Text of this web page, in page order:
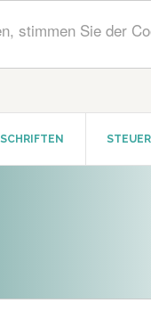
stimmen Sie der